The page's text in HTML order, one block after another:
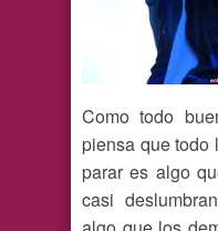
Como todo
piensa que todo
parar es algo
casi